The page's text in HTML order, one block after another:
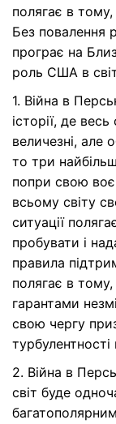
полягає в
Без повалення
програє на
роль США в
1. Війна в
історії, де
величезні,
то три
попри свою
всьому світу
ситуації
пробувати і
правила
полягає в
гарантами
свою чергу
турбулентності
2. Війна в
світ буде